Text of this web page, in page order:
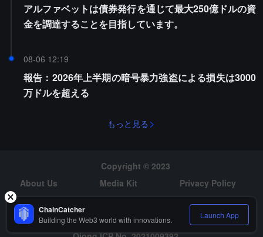
アルファベットは債券発行を通じて最大250億ドルの資
金を調達することを目指しています。
08-06 12:19
報告：2026年上半期の暗号暴力強盗による損失は3000
万ドルを超える
もっと見る
Copyright © 2023
About Us
Media Kit
Privacy Policy
Risk Warning
Hiring
ChainCatcher
Building the Web3 world with innovations. Launch App